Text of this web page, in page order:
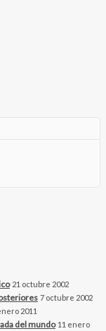
21 octubre 2002
7 octubre 2002
2011
del mundo 11 enero